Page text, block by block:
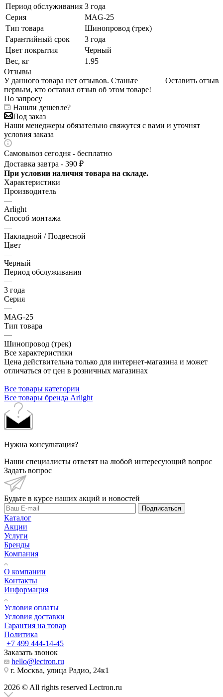
Период обслуживания 3 года
Серия
MAG-25
Тип товара
Шинопровод (трек)
Гарантийный срок
3 года
Цвет покрытия
Черный
Вес, кг
1.95
Отзывы
Оставить отзыв
У данного товара нет отзывов. Станьте
первым, кто оставил отзыв об этом товаре!
По запросу
Нашли дешевле?
Под заказ
Наши менеджеры обязательно свяжутся с вами и уточнят
условия заказа
Самовывоз сегодня - бесплатно
Доставка завтра - 390 ₽
При условии наличия товара на складе.
Характеристики
Производитель
—
Arlight
Способ монтажа
—
Накладной / Подвесной
Цвет
—
Черный
Период обслуживания
—
3 года
Серия
—
MAG-25
Тип товара
—
Шинопровод (трек)
Все характеристики
Цена действительна только для интернет-магазина и может
отличаться от цен в розничных магазинах
Все товары категории
Все товары бренда Arlight
Нужна консультация?
Наши специалисты ответят на любой интересующий вопрос
Задать вопрос
Будьте в курсе наших акций и новостей
Подписаться
Каталог
Акции
Услуги
Бренды
Компания
О компании
Контакты
Информация
Условия оплаты
Условия доставки
Гарантия на товар
Политика
+7 499 444-14-45
Заказать звонок
hello@lectron.ru
г. Москва, улица Радио, 24к1
2026 © All rights reserved Lectron.ru